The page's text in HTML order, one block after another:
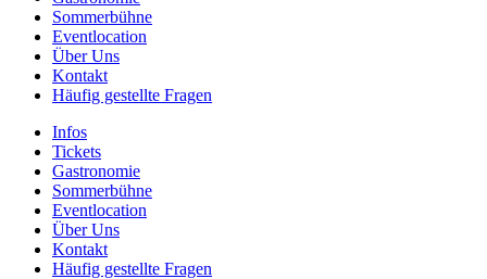
Sommerbühne
Eventlocation
Über Uns
Kontakt
Häufig gestellte Fragen
Infos
Tickets
Gastronomie
Sommerbühne
Eventlocation
Über Uns
Kontakt
Häufig gestellte Fragen